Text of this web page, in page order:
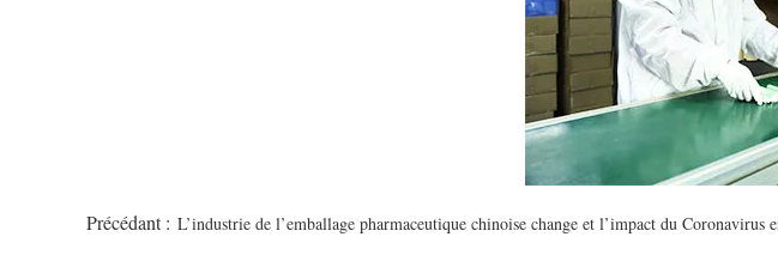
Précédant : L’industrie de l’emballage pharmaceutique chinoise change et l’impact du Coronavirus